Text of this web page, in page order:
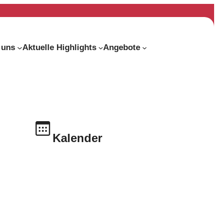
Aktuelle Highlights Angebote
Kalender